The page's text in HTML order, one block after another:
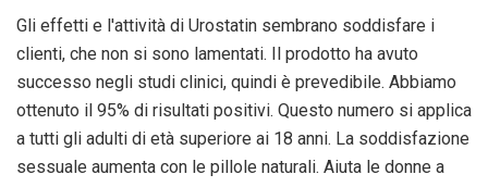
Gli effetti e l'attività di Urostatin sembrano soddisfare i
clienti, che non si sono lamentati. Il prodotto ha avuto
successo negli studi clinici, quindi è prevedibile. Abbiamo
ottenuto il 95% di risultati positivi. Questo numero si applica
a tutti gli adulti di età superiore ai 18 anni. La soddisfazione
sessuale aumenta con le pillole naturali. Aiuta le donne a